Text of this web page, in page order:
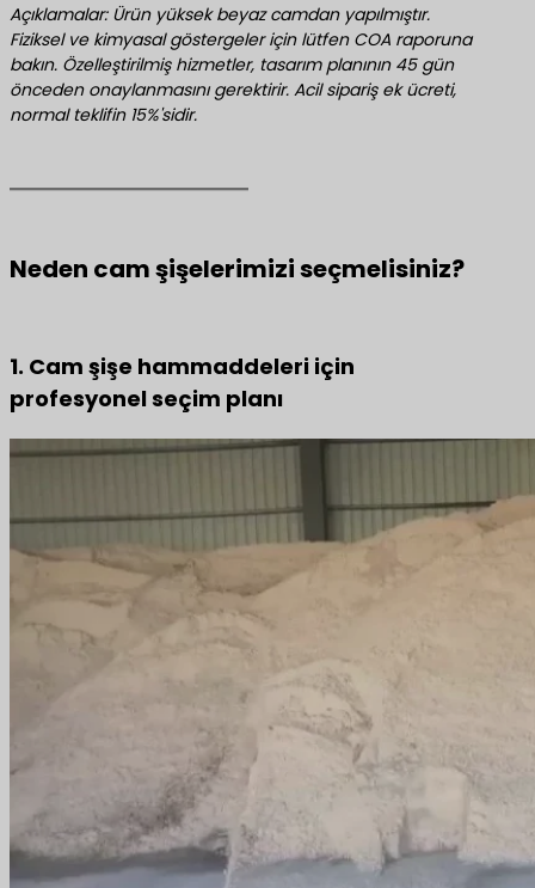
Açıklamalar: Ürün yüksek beyaz camdan yapılmıştır.
Fiziksel ve kimyasal göstergeler için lütfen COA raporuna
bakın. Özelleştirilmiş hizmetler, tasarım planının 45 gün
önceden onaylanmasını gerektirir. Acil sipariş ek ücreti,
normal teklifin 15%'sidir.
Neden cam şişelerimizi seçmelisiniz?
1. Cam şişe hammaddeleri için
profesyonel seçim planı